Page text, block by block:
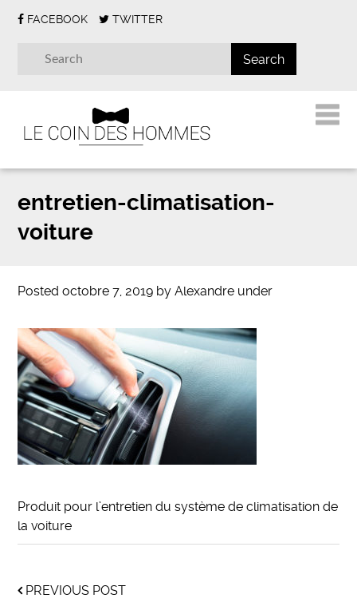
FACEBOOK TWITTER
entretien-climatisation-
voiture
Postedoctobre 7, 2019 byAlexandre under
Produit pour l’entretien du système de climatisation de
la voiture
PREVIOUS POST